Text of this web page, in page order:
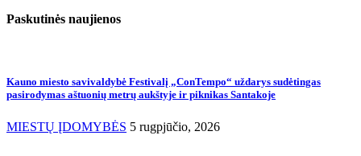
Paskutinės naujienos
Kauno miesto savivaldybė Festivalį „ConTempo“ uždarys sudėtingas
pasirodymas aštuonių metrų aukštyje ir piknikas Santakoje
MIESTŲ ĮDOMYBĖS 5 rugpjūčio, 2026